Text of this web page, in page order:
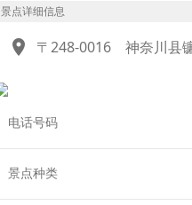
的紫阳花，也被叫作“紫阳花
题的“观音博物馆”，在这里能
景点详细信息
location_on 〒248-0016 神奈川县
电话号码
景点种类